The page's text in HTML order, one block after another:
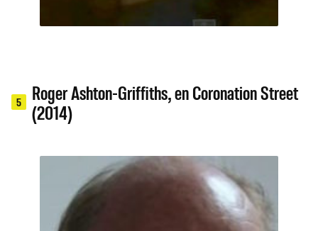
5
Roger Ashton-Griffiths, en Coronation Street
(2014)